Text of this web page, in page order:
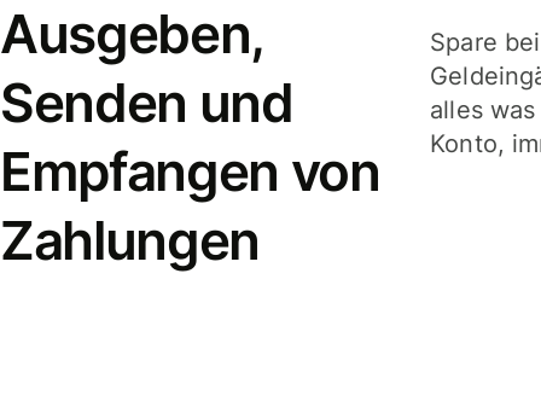
Ausgeben,
Senden und
Empfangen von
Zahlungen
Spare
alles
Konto,